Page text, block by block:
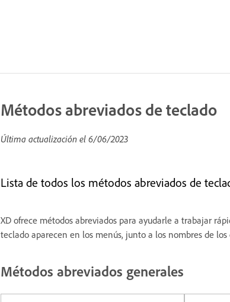
Métodos abreviados de teclado
Última actualización el 6/06/2023
Lista de todos los métodos abreviados de
XD ofrece métodos abreviados para ayudarle a trabajar
teclado aparecen en los menús, junto a los nombres de los
Métodos abreviados generales